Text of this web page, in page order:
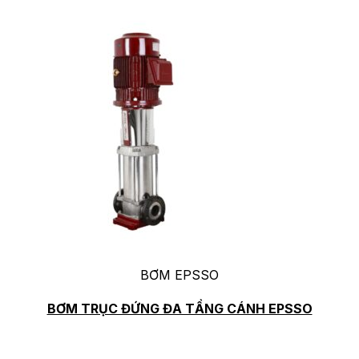
BƠM EPSSO
BƠM TRỤC ĐỨNG ĐA TẦNG CÁNH EPSSO